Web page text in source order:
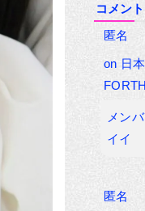
コメント
匿名
on 日
メン
イイ
匿名